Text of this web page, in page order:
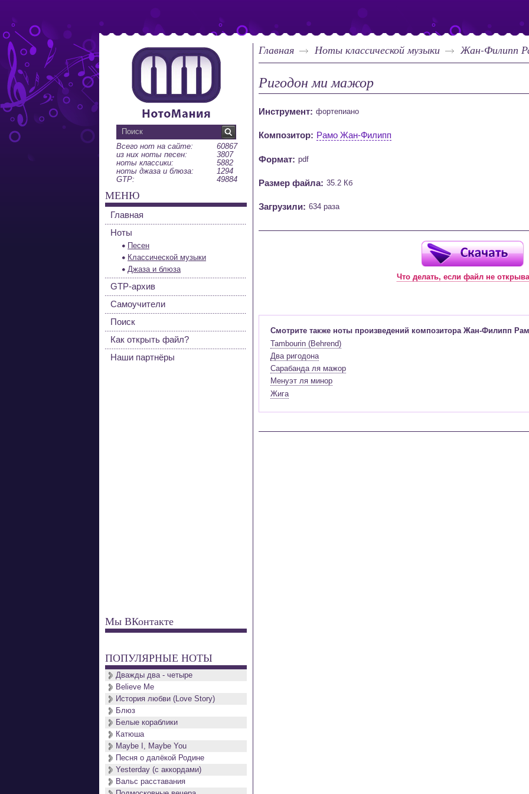
Главная Ноты классической музыки Жан-Филипп
Ригодон ми мажор
Инструмент: фортепиано
Композитор: Рамо Жан-Филипп
Формат: pdf
Размер файла: 35.2 Кб
Загрузили: 634 раза
Что делать, если файл не
Смотрите также ноты произведений композитора Жан-Филипп
Tambourin (Behrend)
Два ригодона
Сарабанда ля мажор
Менуэт ля минор
Жига
Всего нот на сайте:
60867
из них ноты песен:
3807
ноты классики:
5882
ноты джаза и блюза:
1294
GTP:
49884
МЕНЮ
Главная
Ноты
Песен
Классической музыки
Джаза и блюза
GTP-архив
Самоучители
Поиск
Как открыть файл?
Наши партнёры
Мы ВКонтакте
ПОПУЛЯРНЫЕ НОТЫ
Дважды два - четыре
Believe Me
История любви (Love Story)
Блюз
Белые кораблики
Катюша
Maybe I, Maybe You
Песня о далёкой Родине
Yesterday (с аккордами)
Вальс расставания